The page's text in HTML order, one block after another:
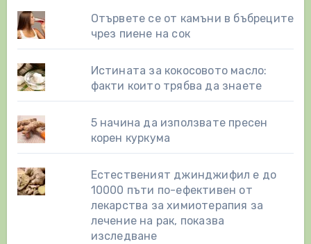
Отървете се от камъни в бъбреците
чрез пиене на сок
Истината за кокосовото масло:
факти които трябва да знаете
5 начина да използвате пресен
корен куркума
Естественият джинджифил е до
10000 пъти по-ефективен от
лекарства за химиотерапия за
лечение на рак, показва
изследване